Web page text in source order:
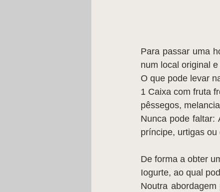
Para passar uma
num local original
O que pode levar
1 Caixa com fruta
pêssegos,
Nunca pode faltar:
príncipe, urtigas ou
De forma a obter
Iogurte, ao qual
Noutra